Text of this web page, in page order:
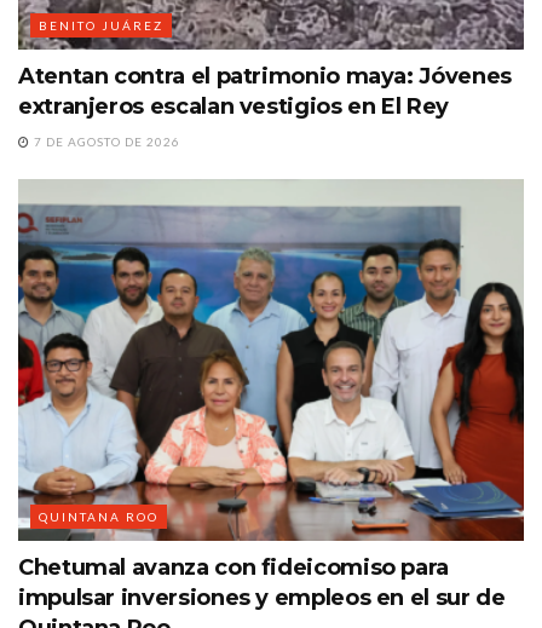
BENITO JUÁREZ
Atentan contra el patrimonio maya: Jóvenes
extranjeros escalan vestigios en El Rey
7 DE AGOSTO DE 2026
QUINTANA ROO
Chetumal avanza con fideicomiso para
impulsar inversiones y empleos en el sur de